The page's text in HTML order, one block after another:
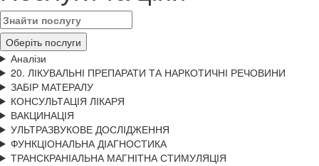
Оберіть послуги
Аналізи
20. ЛІКУВАЛЬНІ ПРЕПАРАТИ ТА НАРКОТИЧНІ РЕЧОВИНИ
ЗАБІР МАТЕРАЛУ
КОНСУЛЬТАЦІЯ ЛІКАРЯ
ВАКЦИНАЦІЯ
УЛЬТРАЗВУКОВЕ ДОСЛІДЖЕННЯ
ФУНКЦІОНАЛЬНА ДІАГНОСТИКА
ТРАНСКРАНІАЛЬНА МАГНІТНА СТИМУЛЯЦІЯ